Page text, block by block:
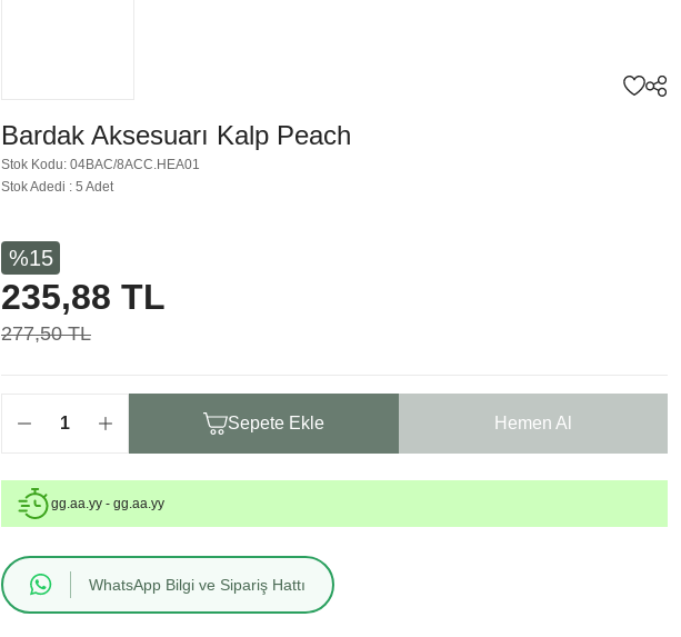
Bardak Aksesuarı Kalp Peach
Stok Kodu: 04BAC/8ACC.HEA01
Stok Adedi : 5 Adet
%15
235,88 TL
277,50 TL
Sepete Ekle Hemen Al
gg.aa.yy - gg.aa.yy
WhatsApp Bilgi ve Sipariş Hattı